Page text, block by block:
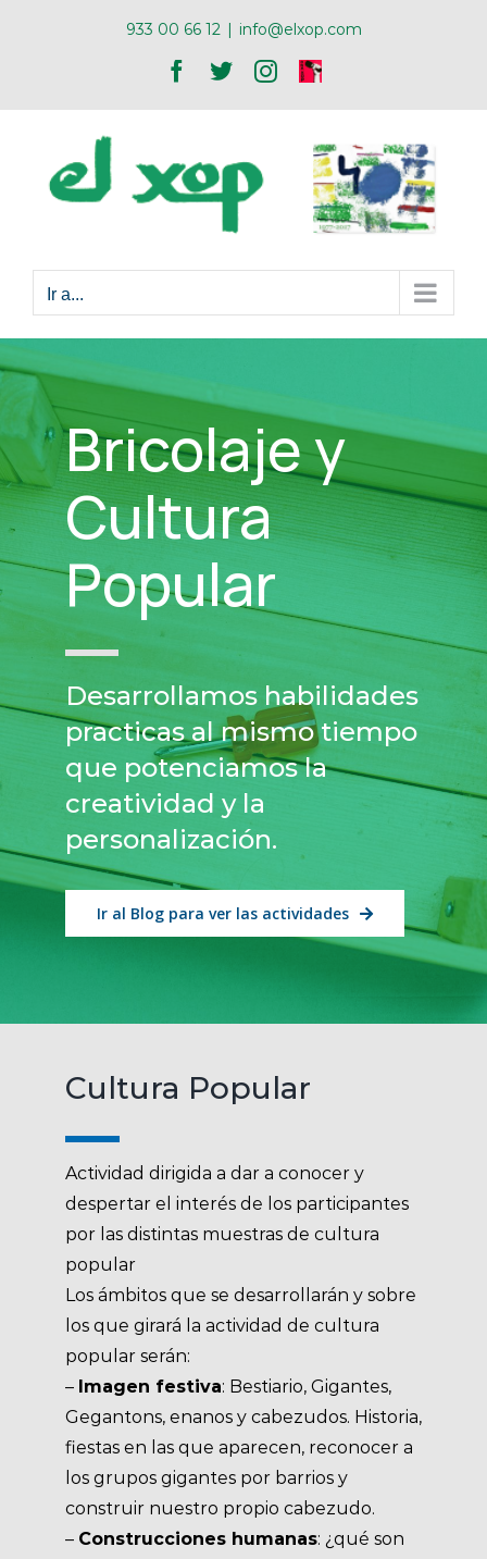
933 00 66 12 info@elxop.com
Facebook
TwitterInstagram
ONA
Ir a...
Bricolaje y
Cultura
Popular
Desarrollamos habilidades
practicas al mismo tiempo
que potenciamos la
creatividad y la
personalización.
Ir al Blog para ver las actividades
Cultura Popular
Actividad dirigida a dar a conocer y
despertar el interés de los participantes
por las distintas muestras de cultura
popular
Los ámbitos que se desarrollarán y sobre
los que girará la actividad de cultura
popular serán:
– Imagen festiva: Bestiario, Gigantes,
Gegantons, enanos y cabezudos. Historia,
fiestas en las que aparecen, reconocer a
los grupos gigantes por barrios y
construir nuestro propio cabezudo.
– Construcciones humanas: ¿qué son